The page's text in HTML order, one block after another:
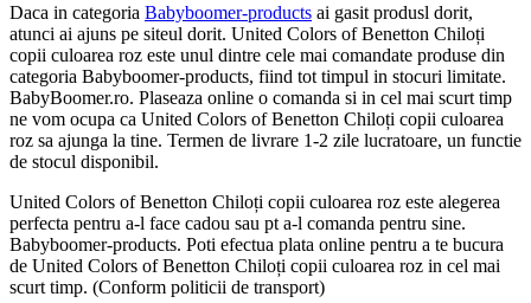
Daca in categoria Babyboomer-products ai gasit produsl dorit,
atunci ai ajuns pe siteul dorit. United Colors of Benetton Chiloți
copii culoarea roz este unul dintre cele mai comandate produse din
categoria Babyboomer-products, fiind tot timpul in stocuri limitate.
BabyBoomer.ro. Plaseaza online o comanda si in cel mai scurt timp
ne vom ocupa ca United Colors of Benetton Chiloți copii culoarea
roz sa ajunga la tine. Termen de livrare 1-2 zile lucratoare, un functie
de stocul disponibil.
United Colors of Benetton Chiloți copii culoarea roz este alegerea
perfecta pentru a-l face cadou sau pt a-l comanda pentru sine.
Babyboomer-products. Poti efectua plata online pentru a te bucura
de United Colors of Benetton Chiloți copii culoarea roz in cel mai
scurt timp. (Conform politicii de transport)